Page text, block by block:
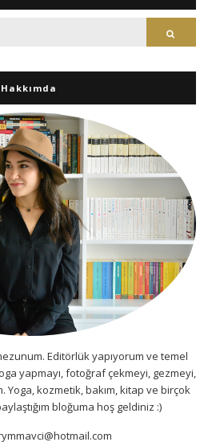
Hakkımda
Editörlük yapıyorum ve temel
yapmayı, fotoğraf çekmeyi, gezmeyi,
Yoga, kozmetik, bakım, kitap ve birçok
bloğuma hoş geldiniz :)